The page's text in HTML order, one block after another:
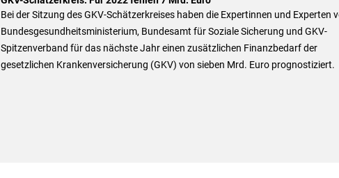
Bei der Sitzung des GKV-Schätzerkreises haben die Expertinnen und Experten
Bundesgesundheitsministerium, Bundesamt für Soziale Sicherung und GKV-
Spitzenverband für das nächste Jahr einen zusätzlichen Finanzbedarf der
gesetzlichen Krankenversicherung (GKV) von sieben Mrd. Euro prognostiziert.